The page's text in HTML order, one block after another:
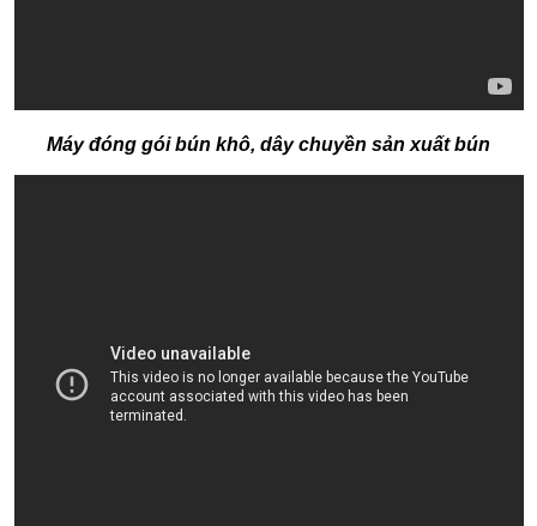
Máy đóng gói bún khô, dây chuyền sản xuất bún